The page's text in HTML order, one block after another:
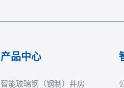
产品中心
智能玻璃钢（钢制）井房